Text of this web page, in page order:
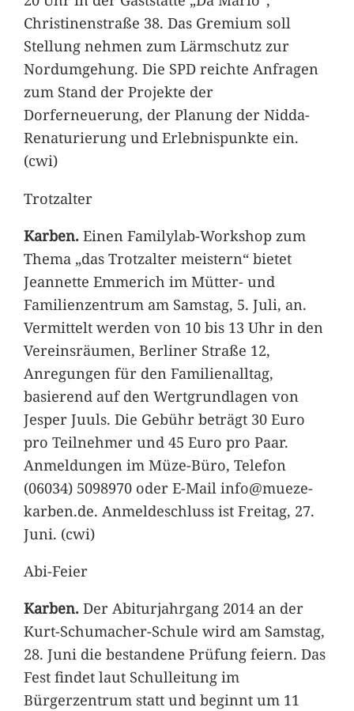
Christinenstraße 38. Das Gremium soll
Stellung nehmen zum Lärmschutz zur
Nordumgehung. Die SPD reichte Anfragen
zum Stand der Projekte der
Dorferneuerung, der Planung der Nidda-
Renaturierung und Erlebnispunkte ein.
(cwi)
Trotzalter
Karben.Einen Familylab-Workshop zum
Thema „das Trotzalter meistern“ bietet
Jeannette Emmerich im Mütter- und
Familienzentrum am Samstag, 5. Juli, an.
Vermittelt werden von 10 bis 13 Uhr in den
Vereinsräumen, Berliner Straße 12,
Anregungen für den Familienalltag,
basierend auf den Wertgrundlagen von
Jesper Juuls. Die Gebühr beträgt 30 Euro
pro Teilnehmer und 45 Euro pro Paar.
Anmeldungen im Müze-Büro, Telefon
(06034) 5098970 oder E-Mail info@mueze-
karben.de. Anmeldeschluss ist Freitag, 27.
Juni. (cwi)
Abi-Feier
Karben.Der Abiturjahrgang 2014 an der
Kurt-Schumacher-Schule wird am Samstag,
28. Juni die bestandene Prüfung feiern. Das
Fest findet laut Schulleitung im
Bürgerzentrum statt und beginnt um 11